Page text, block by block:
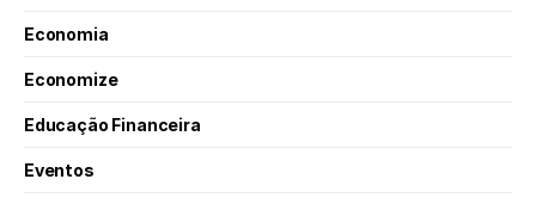
Economia
Economize
Educação Financeira
Eventos